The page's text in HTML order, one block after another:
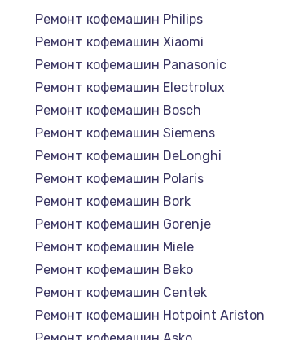
Ремонт кофемашин Philips
Ремонт кофемашин Xiaomi
Ремонт кофемашин Panasonic
Ремонт кофемашин Electrolux
Ремонт кофемашин Bosch
Ремонт кофемашин Siemens
Ремонт кофемашин DeLonghi
Ремонт кофемашин Polaris
Ремонт кофемашин Bork
Ремонт кофемашин Gorenje
Ремонт кофемашин Miele
Ремонт кофемашин Beko
Ремонт кофемашин Centek
Ремонт кофемашин Hotpoint Ariston